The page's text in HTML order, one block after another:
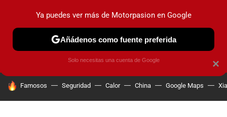
PRUEBAS COCHES ELÉCTRICOS OBSERVATORIO
HOY SE HABLA DE
Famosos Seguridad Calor China Google Maps
×
Ya puedes ver más de Motorpasion en Google
Añádenos como fuente preferida
Solo necesitas una cuenta de Google